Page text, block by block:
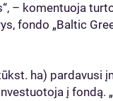
– komentuoja
fondo „Baltic
ha) pardavusi
į